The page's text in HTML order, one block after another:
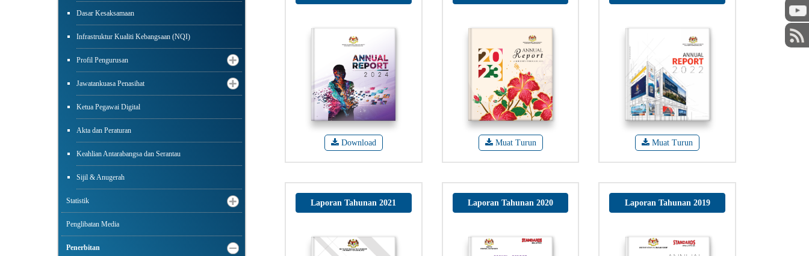
Dasar Kesaksamaan
Infrastruktur Kualiti Kebangsaan (NQI)
Profil Pengurusan
Jawatankuasa Penasihat
Ketua Pegawai Digital
Akta dan Peraturan
Keahlian Antarabangsa dan Serantau
Sijil & Anugerah
Statistik
Penglibatan Media
Penerbitan
Download Muat Turun Muat Turun
Laporan Tahunan 2021 Laporan Tahunan 2020 Laporan Tahunan 2019